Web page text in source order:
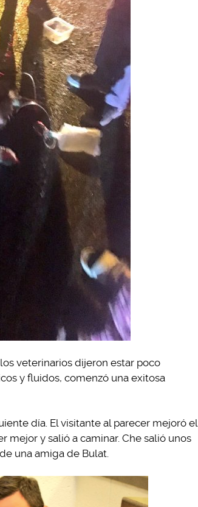
veterinarios dijeron estar poco
y fluidos, comenzó una exitosa
día. El visitante al parecer mejoró el
y salió a caminar. Che salió unos
una amiga de Bulat.